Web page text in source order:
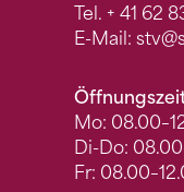
Tel. + 41 62
E-Mail: stv
Mo:
Di-Do:
Fr: